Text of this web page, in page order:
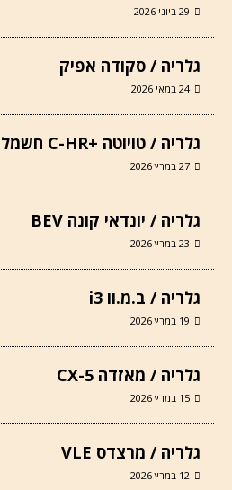
29 ביוני 2026
גלריה / סקודה אפיק
24 במאי 2026
גלריה / טויוטה +C-HR חשמלית
27 במרץ 2026
גלריה / יונדאי קונה BEV
23 במרץ 2026
גלריה / ב.מ.וו i3
19 במרץ 2026
גלריה / מאזדה CX-5
15 במרץ 2026
גלריה / מרצדס VLE
12 במרץ 2026